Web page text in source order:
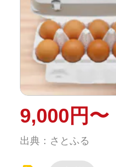
9,000円〜
出典：さとふる